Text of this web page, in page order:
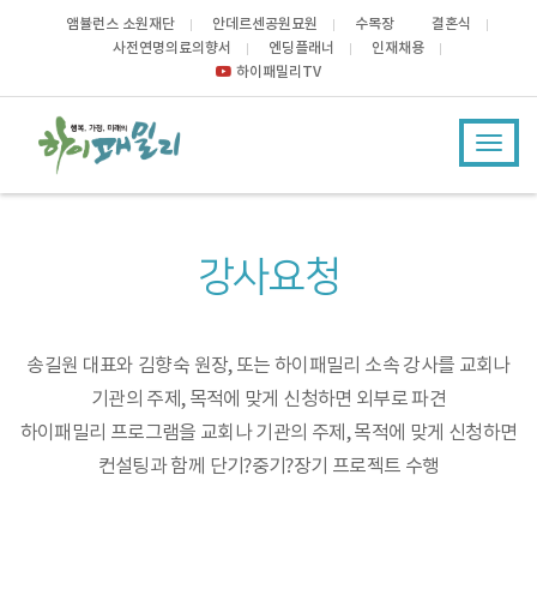
앰뷸런스 소원재단 안데르센공원묘원 수목장
결혼식
사전연명의료의향서
엔딩플래너
인재채용
하이패밀리TV
강사요청
송길원 대표와 김향숙 원장, 또는 하이패밀리 소속 강사를 교회나
기관의 주제, 목적에 맞게 신청하면 외부로 파견
하이패밀리 프로그램을 교회나 기관의 주제, 목적에 맞게 신청하면
컨설팅과 함께 단기?중기?장기 프로젝트 수행